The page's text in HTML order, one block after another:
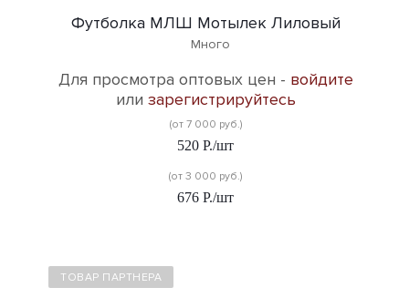
Футболка МЛШ Мотылек Лиловый
Много
Для просмотра оптовых цен - войдите
или зарегистрируйтесь
(от 7 000 руб.)
520 Р./шт
(от 3 000 руб.)
676 Р./шт
ТОВАР ПАРТНЕРА